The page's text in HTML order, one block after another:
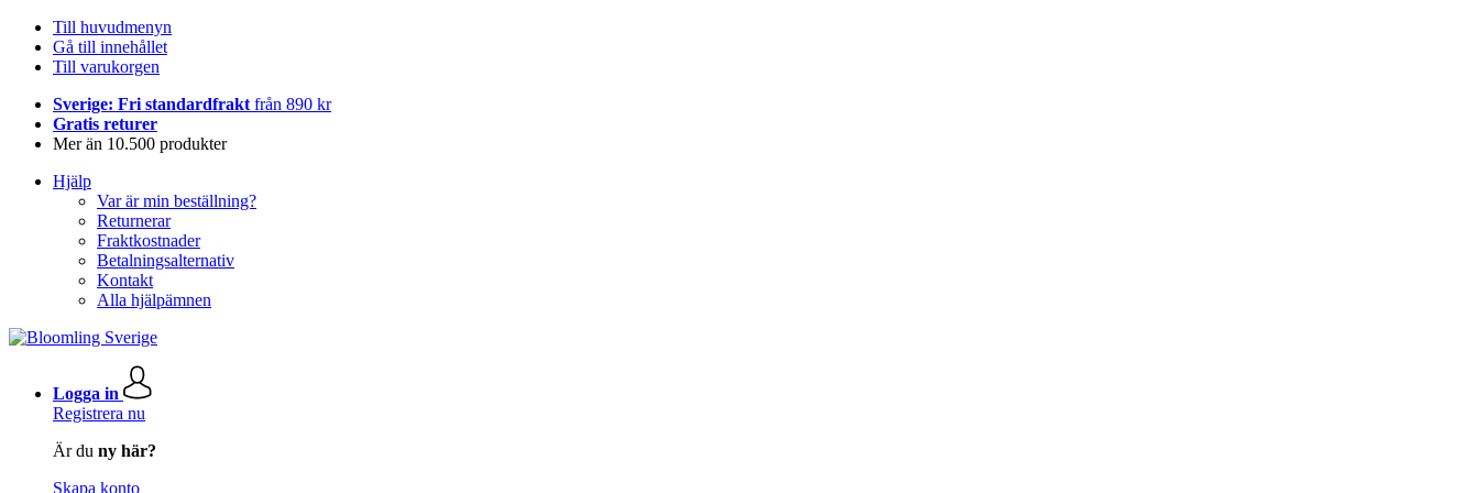
Till huvudmenyn
Gå till innehållet
Till varukorgen
Sverige: Fri standardfrakt från 890 kr
Gratis returer
Mer än 10.500 produkter
Hjälp
Var är min beställning?
Returnerar
Fraktkostnader
Betalningsalternativ
Kontakt
Alla hjälpämnen
Logga in
Registrera nu
Är du ny här?
Skapa konto